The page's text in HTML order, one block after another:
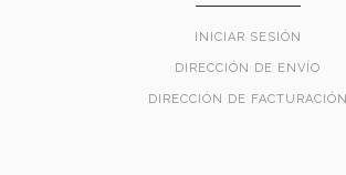
INICIAR SESIÓN
DIRECCIÓN DE ENVÍO
DIRECCIÓN DE FACTURACIÓN